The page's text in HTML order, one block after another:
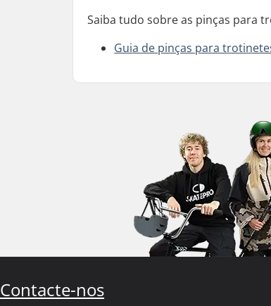
Saiba tudo sobre as pinças para
Guia de pinças para
Contacte-nos